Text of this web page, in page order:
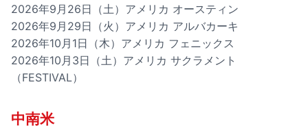
2026年9月26日（土）アメリカ オースティン
2026年9月29日（火）アメリカ アルバカーキ
2026年10月1日（木）アメリカ フェニックス
2026年10月3日（土）アメリカ サクラメント
（FESTIVAL）
中南米